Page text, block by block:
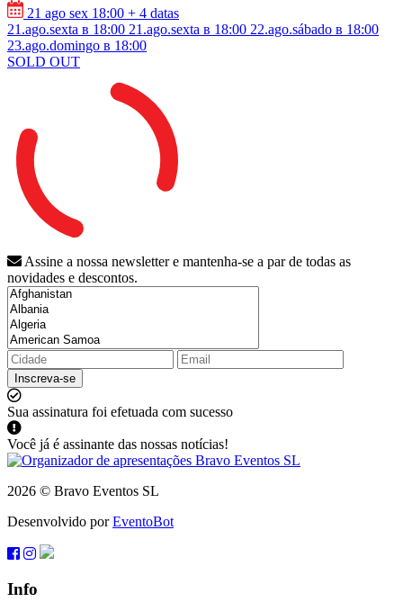
21 ago sex 18:00 + 4 datas
21.ago.sexta в 18:00 21.ago.sexta в 18:00 22.ago.sábado в 18:00
23.ago.domingo в 18:00
SOLD OUT
Assine a nossa newsletter e mantenha-se a par de todas as
novidades e descontos.
Inscreva-se
Sua assinatura foi efetuada com sucesso
Você já é assinante das nossas notícias!
2026 © Bravo Eventos SL
Desenvolvido porEventoBot
Info